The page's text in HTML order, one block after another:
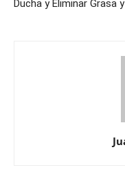
Ducha y Eliminar Grasa